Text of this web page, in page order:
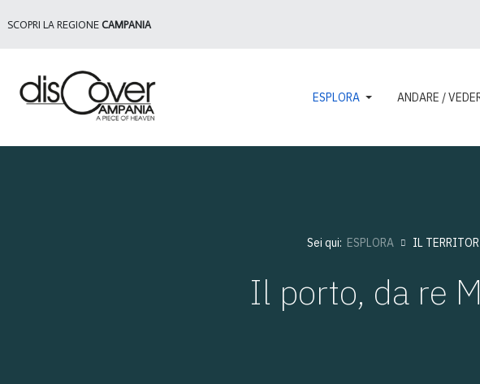
SCOPRI LA REGIONE CAMPANIA
ESPLORA ANDARE /
Sei qui: ESPLORA IL
Il porto, da re